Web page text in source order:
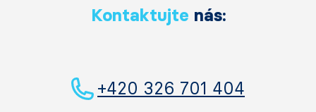
Kontaktujte nás:
+420 326 701 404